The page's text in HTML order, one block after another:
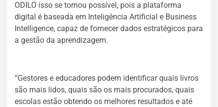
ODILO isso se tornou possível, pois a plataforma
digital é baseada em Inteligência Artificial e Business
Intelligence, capaz de fornecer dados estratégicos para
a gestão da aprendizagem.
“Gestores e educadores podem identificar quais livros
são mais lidos, quais são os mais procurados, quais
escolas estão obtendo os melhores resultados e até